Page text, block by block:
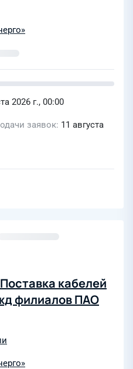
2026 г., 00:00
заявок 11 августа
кабелей
филиалов ПАО